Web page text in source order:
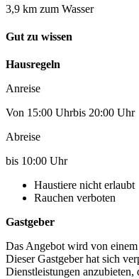
3,9 km zum Wasser
Gut zu wissen
Hausregeln
Anreise
Von 15:00 Uhrbis 20:00 Uhr
Abreise
bis 10:00 Uhr
Haustiere nicht erlaubt
Rauchen verboten
Gastgeber
Das Angebot wird von
Dieser Gastgeber hat sich
Dienstleistungen